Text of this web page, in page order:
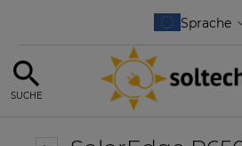
SUCHE